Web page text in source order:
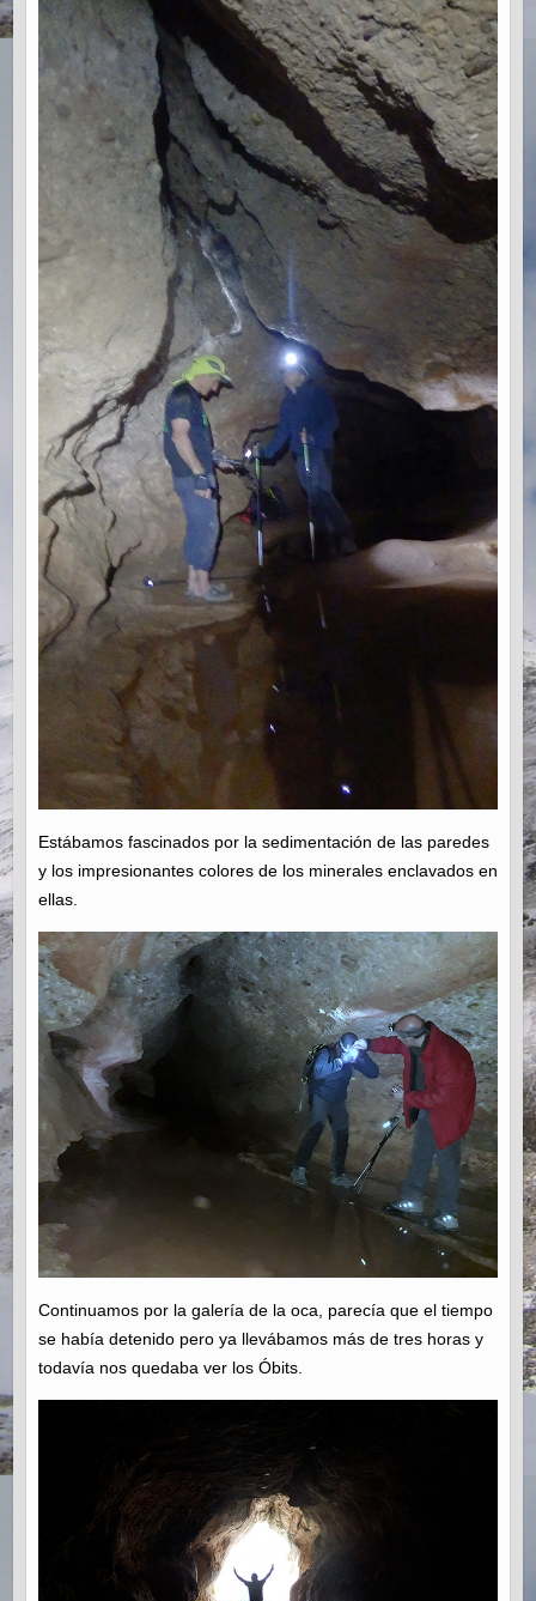
Estábamos fascinados por la sedimentación de las paredes
y los impresionantes colores de los minerales enclavados en
ellas.
Continuamos por la galería de la oca, parecía que el tiempo
se había detenido pero ya llevábamos más de tres horas y
todavía nos quedaba ver los Óbits.